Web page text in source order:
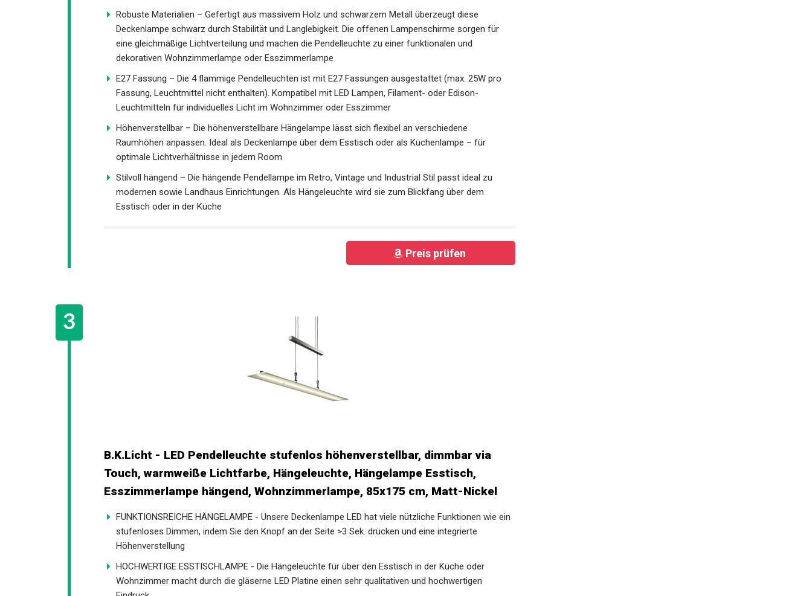
Robuste Materialien – Gefertigt aus massivem Holz und schwarzem Metall überzeugt diese
Deckenlampe schwarz durch Stabilität und Langlebigkeit. Die offenen Lampenschirme sorgen für
eine gleichmäßige Lichtverteilung und machen die Pendelleuchte zu einer funktionalen und
dekorativen Wohnzimmerlampe oder Esszimmerlampe
E27 Fassung – Die 4 flammige Pendelleuchten ist mit E27 Fassungen ausgestattet (max. 25W pro
Fassung, Leuchtmittel nicht enthalten). Kompatibel mit LED Lampen, Filament- oder Edison-
Leuchtmitteln für individuelles Licht im Wohnzimmer oder Esszimmer
Höhenverstellbar – Die höhenverstellbare Hängelampe lässt sich flexibel an verschiedene
Raumhöhen anpassen. Ideal als Deckenlampe über dem Esstisch oder als Küchenlampe – für
optimale Lichtverhältnisse in jedem Room
Stilvoll hängend – Die hängende Pendellampe im Retro, Vintage und Industrial Stil passt ideal zu
modernen sowie Landhaus Einrichtungen. Als Hängeleuchte wird sie zum Blickfang über dem
Esstisch oder in der Küche
Preis prüfen
B.K.Licht - LED Pendelleuchte stufenlos höhenverstellbar, dimmbar via
Touch, warmweiße Lichtfarbe, Hängeleuchte, Hängelampe Esstisch,
Esszimmerlampe hängend, Wohnzimmerlampe, 85x175 cm, Matt-Nickel
FUNKTIONSREICHE HÄNGELAMPE - Unsere Deckenlampe LED hat viele nützliche Funktionen wie ein
stufenloses Dimmen, indem Sie den Knopf an der Seite >3 Sek. drücken und eine integrierte
Höhenverstellung
HOCHWERTIGE ESSTISCHLAMPE - Die Hängeleuchte für über den Esstisch in der Küche oder
Wohnzimmer macht durch die gläserne LED Platine einen sehr qualitativen und hochwertigen